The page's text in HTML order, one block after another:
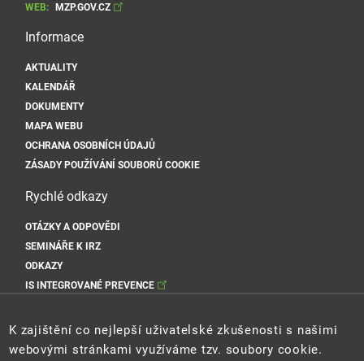
WEB:
MZP.GOV.CZ
Informace
AKTUALITY
KALENDÁŘ
DOKUMENTY
MAPA WEBU
OCHRANA OSOBNÍCH ÚDAJŮ
ZÁSADY POUŽÍVÁNÍ SOUBORŮ COOKIE
Rychlé odkazy
OTÁZKY A ODPOVĚDI
SEMINÁŘE K IRZ
ODKAZY
IS INTEGROVANÉ PREVENCE
K zajištění co nejlepší uživatelské zkušenosti s našimi
webovými stránkami využíváme tzv. soubory cookie.